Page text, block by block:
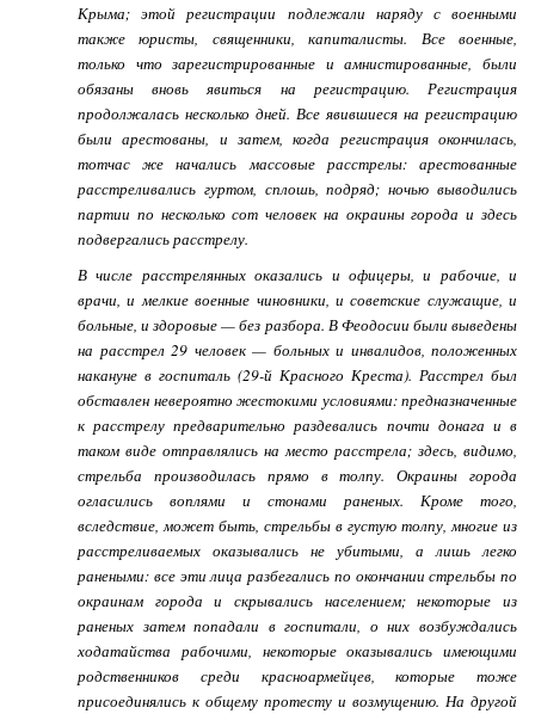
Крыма; этой регистрации подлежали наряду с военными
также юристы, священники, капиталисты. Все военные,
только что зарегистрированные и амнистированные, были
обязаны вновь явиться на регистрацию. Регистрация
продолжалась несколько дней. Все явившиеся на регистрацию
были арестованы, и затем, когда регистрация окончилась,
тотчас же начались массовые расстрелы: арестованные
расстреливались гуртом, сплошь, подряд; ночью выводились
партии по несколько сот человек на окраины города и здесь
подвергались расстрелу.
В числе расстрелянных оказались и офицеры, и рабочие, и
врачи, и мелкие военные чиновники, и советские служащие, и
больные, и здоровые — без разбора. В Феодосии были выведены
на расстрел 29 человек — больных и инвалидов, положенных
накануне в госпиталь (29-й Красного Креста). Расстрел был
обставлен невероятно жестокими условиями: предназначенные
к расстрелу предварительно раздевались почти донага и в
таком виде отправлялись на место расстрела; здесь, видимо,
стрельба производилась прямо в толпу. Окраины города
огласились воплями и стонами раненых. Кроме того,
вследствие, может быть, стрельбы в густую толпу, многие из
расстреливаемых оказывались не убитыми, а лишь легко
ранеными: все эти лица разбегались по окончании стрельбы по
окраинам города и скрывались населением; некоторые из
раненых затем попадали в госпитали, о них возбуждались
ходатайства рабочими, некоторые оказывались имеющими
родственников среди красноармейцев, которые тоже
присоединялись к общему протесту и возмущению. На другой